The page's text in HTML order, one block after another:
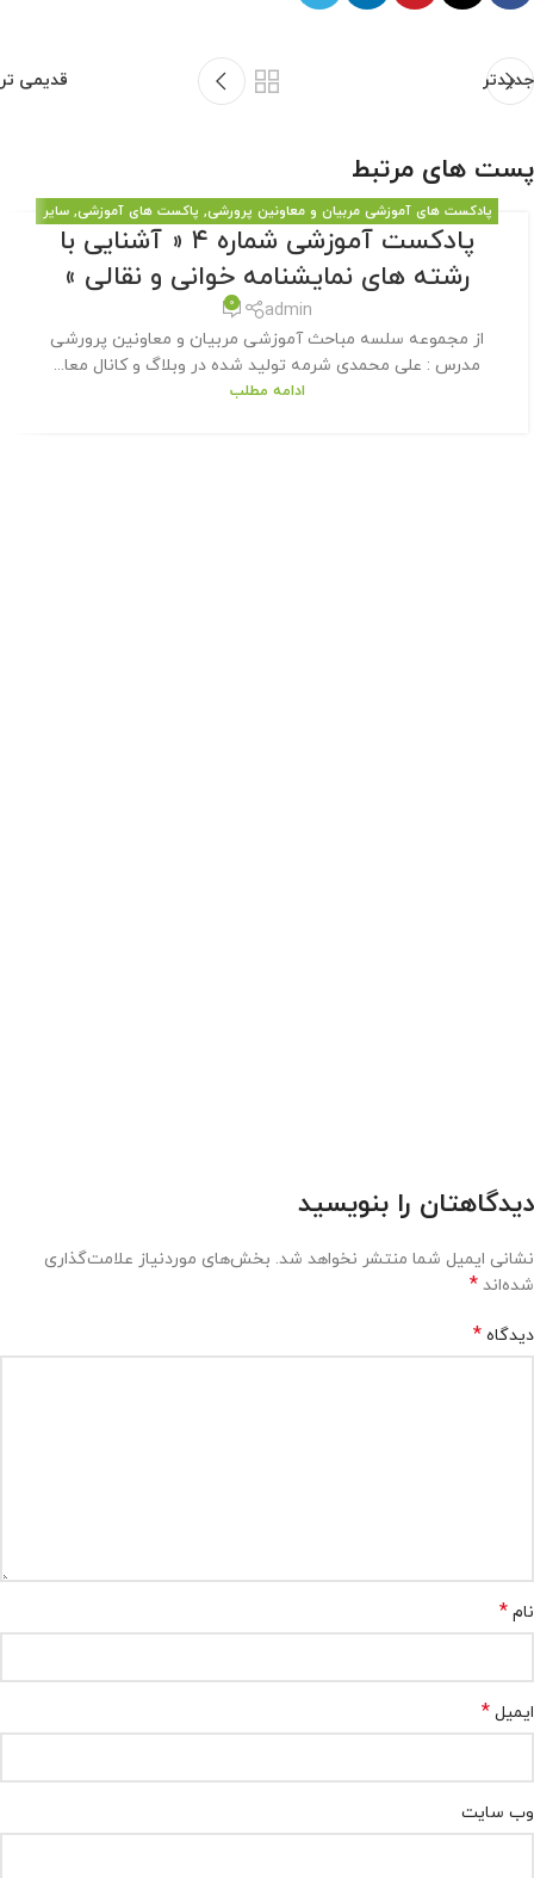
جدیدتر قدیمی تر
پست های مرتبط
پادکست های آموزشی مربیان و معاونین پرورشی, پاکست های آموزشی,سایر
مطالب سایت
پادکست آموزشی شماره ۴ « آشنایی با
رشته های نمایشنامه خوانی و نقالی »
admin
0
از مجموعه سلسه مباحث آموزشی مربیان و معاونین پرورشی
مدرس : علی محمدی شرمه تولید شده در وبلاگ و کانال معا...
ادامه مطلب
دیدگاهتان را بنویسید
نشانی ایمیل شما منتشر نخواهد شد. بخش‌های موردنیاز علامت‌گذاری
شده‌اند *
دیدگاه *
نام *
ایمیل *
وب‌ سایت